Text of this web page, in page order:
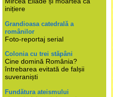
inițiere
Grandioasa catedrală a
românilor
Foto-reportaj serial
Colonia cu trei stăpâni
Cine domină România?
întrebarea evitată de falșii
suveraniști
Fundătura ateismului